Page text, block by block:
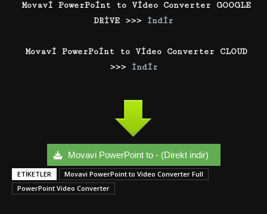
Movavi PowerPoint to Video Converter GOOGLE
DRİVE >>> İndir
Movavi PowerPoint to Video Converter CLOUD
>>>İndir
Movavi PowerPoint to - (Direkt indir)
ETIKETLER
Movavi PowerPoint to Video Converter Full
PowerPoint Video Converter